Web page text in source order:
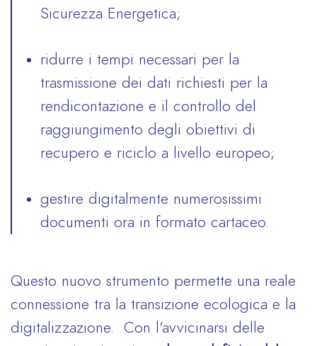
Sicurezza Energetica;
ridurre i tempi necessari per la
trasmissione dei dati richiesti per la
rendicontazione e il controllo del
raggiungimento degli obiettivi di
recupero e riciclo a livello europeo;
gestire digitalmente numerosissimi
documenti ora in formato cartaceo.
Questo nuovo strumento permette una reale
connessione tra la transizione ecologica e la
digitalizzazione. Con l'avvicinarsi delle